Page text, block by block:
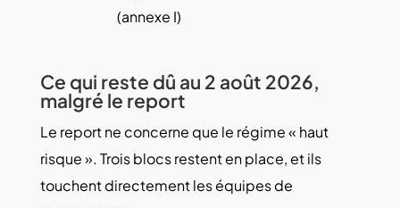
(annexe I)
Ce qui reste dû au 2 août 2026,
malgré le report
Le report ne concerne que le régime « haut
risque ». Trois blocs restent en place, et ils
touchent directement les équipes de